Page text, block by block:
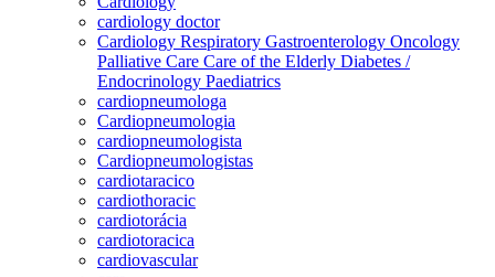
cardiology doctor
Cardiology Respiratory Gastroenterology Oncology
Palliative Care Care of the Elderly Diabetes /
Endocrinology Paediatrics
cardiopneumologa
Cardiopneumologia
cardiopneumologista
Cardiopneumologistas
cardiotaracico
cardiothoracic
cardiotorácia
cardiotoracica
cardiovascular